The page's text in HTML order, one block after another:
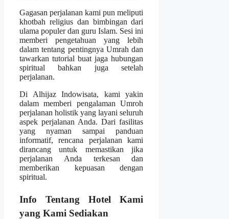
Gagasan perjalanan kami pun meliputi
khotbah religius dan bimbingan dari
ulama populer dan guru Islam. Sesi ini
memberi pengetahuan yang lebih
dalam tentang pentingnya Umrah dan
tawarkan tutorial buat jaga hubungan
spiritual bahkan juga setelah
perjalanan.
Di Alhijaz Indowisata, kami yakin
dalam memberi pengalaman Umroh
perjalanan holistik yang layani seluruh
aspek perjalanan Anda. Dari fasilitas
yang nyaman sampai panduan
informatif, rencana perjalanan kami
dirancang untuk memastikan jika
perjalanan Anda terkesan dan
memberikan kepuasan dengan
spiritual.
Info Tentang Hotel Kami
yang Kami Sediakan